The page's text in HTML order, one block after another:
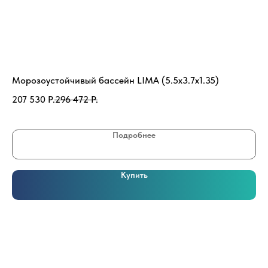
Морозоустойчивый бассейн LIMA (5.5х3.7х1.35)
207 530 Р.296 472 Р.
Подробнее
Купить